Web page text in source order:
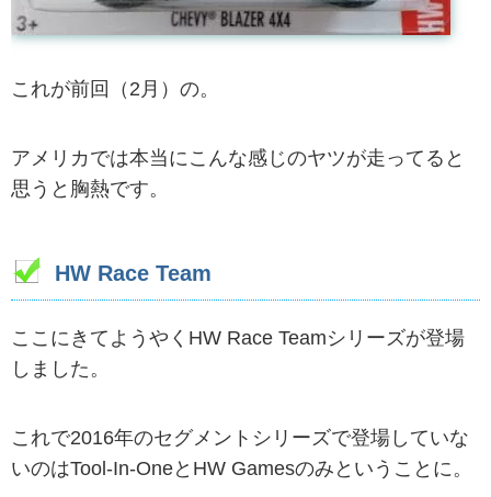
これが前回（2月）の。
アメリカでは本当にこんな感じのヤツが走ってると
思うと胸熱です。
HW Race Team
ここにきてようやくHW Race Teamシリーズが登場
しました。
これで2016年のセグメントシリーズで登場していな
いのはTool-In-OneとHW Gamesのみということに。